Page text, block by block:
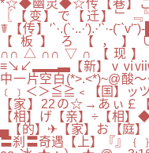
*☆◆幽灵◆☆传【巷】ご
〖【变】で【迁】
☤【传】
【板】ろ【，
∩∩△∩∩▽∩【现】
≡↘↙▂▂▃【新】
中一片空白(*>.<*)~@酸
﹝﹞＜＞≦≧﹤【国】ッ
【家】22の☆→あぃ￡
【相】げ【亲】÷【相】
▄【的】✈【家】お【庭
〓刹〓奇遇【上】『』